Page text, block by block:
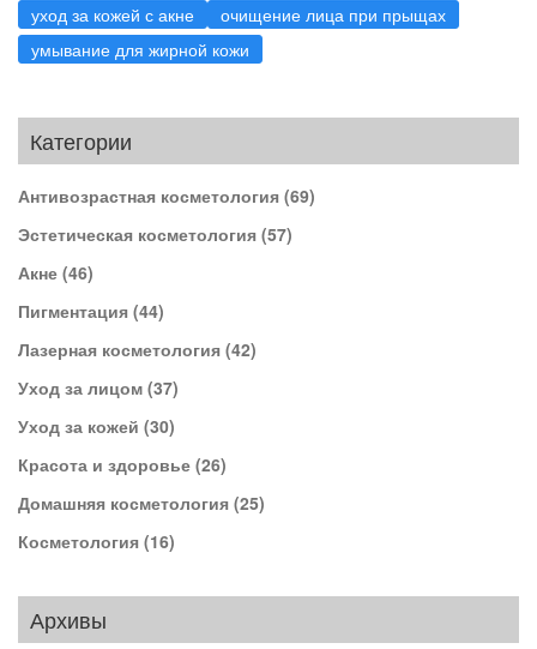
уход за кожей с акне
очищение лица при прыщах
умывание для жирной кожи
Категории
Антивозрастная косметология (69)
Эстетическая косметология (57)
Акне (46)
Пигментация (44)
Лазерная косметология (42)
Уход за лицом (37)
Уход за кожей (30)
Красота и здоровье (26)
Домашняя косметология (25)
Косметология (16)
Архивы